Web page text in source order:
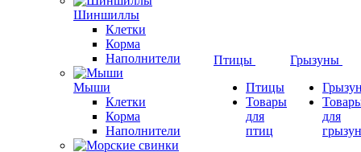
Шиншиллы
Клетки
Корма
Наполнители
Мыши
Клетки
Корма
Наполнители
Птицы
Птицы
Товары
для
птиц
Грызуны
для